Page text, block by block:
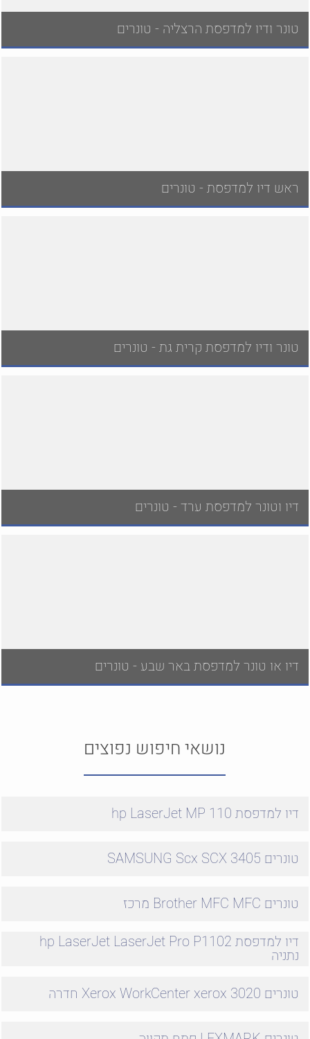
טונר ודיו למדפסת הרצליה - טונרים
ראש דיו למדפסת - טונרים
טונר ודיו למדפסת קרית גת - טונרים
דיו וטונר למדפסת ערד - טונרים
דיו או טונר למדפסת באר שבע - טונרים
נושאי חיפוש נפוצים
דיו למדפסת hp LaserJet MP 110
טונרים SAMSUNG Scx SCX 3405
טונרים Brother MFC MFC מרכז
דיו למדפסת hp LaserJet LaserJet Pro P1102
נתניה
טונרים Xerox WorkCenter xerox 3020 חדרה